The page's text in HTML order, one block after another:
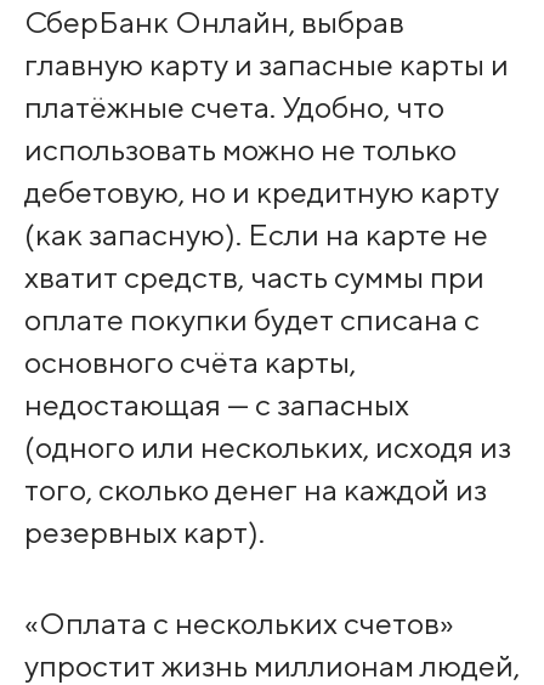
СберБанк Онлайн, выбрав
главную карту и запасные карты и
платёжные счета. Удобно, что
использовать можно не только
дебетовую, но и кредитную карту
(как запасную). Если на карте не
хватит средств, часть суммы при
оплате покупки будет списана с
основного счёта карты,
недостающая — с запасных
(одного или нескольких, исходя из
того, сколько денег на каждой из
резервных карт).
«Оплата с нескольких счетов»
упростит жизнь миллионам людей,